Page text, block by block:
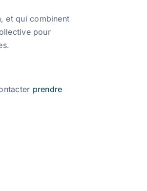
et qui combinent
pour
prendre